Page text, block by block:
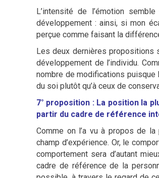
L’intensité de l’émotion
développement : ainsi, si mon
perçue comme faisant la
Les deux dernières propositions
développement de l’individu.
nombre de modifications
du soi plutôt qu’à ceux de
7° proposition : La position la
partir du cadre de référence
Comme on l’a vu à propos de
champ d’expérience. Or, le
comportement sera d’autant
cadre de référence de la